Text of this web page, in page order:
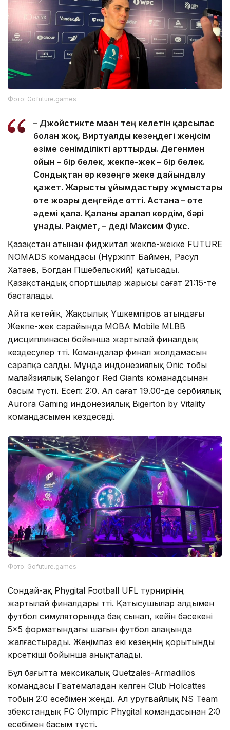
Фото: Gofuture.games
– Джойстикте маған тең келетін қарсылас
болған жоқ. Виртуалды кезеңдегі жеңісім
өзіме сенімділікті арттырды. Дегенмен
ойын – бір бөлек, жекпе-жек – бір бөлек.
Сондықтан әр кезеңге жеке дайындалу
қажет. Жарысты ұйымдастыру жұмыстары
өте жоғары деңгейде өтті. Астана – өте
әдемі қала. Қаланы аралап көрдім, бәрі
ұнады. Рақмет, – деді Максим Фукс.
Қазақстан атынан фиджитал жекпе-жекке FUTURE
NOMADS командасы (Нұржігіт Баймен, Расул
Хатаев, Богдан Пшебельский) қатысады.
Қазақстандық спортшылар жарысы сағат 21:15-те
басталады.
Айта кетейік, Жақсылық Үшкемпіров атындағы
Жекпе-жек сарайында MOBA Mobile MLBB
дисциплинасы бойынша жартылай финалдық
кездесулер өтті. Командалар финал жолдамасын
сарапқа салды. Мұнда индонезиялық Onic тобы
малайзиялық Selangor Red Giants команадсынан
басым түсті. Есеп: 2:0. Ал сағат 19.00-де сербиялық
Aurora Gaming индонезиялық Bigerton by Vitality
командасымен кездеседі.
Фото: Gofuture.games
Сондай-ақ Phygital Football UFL турнирінің
жартылай финалдары өтті. Қатысушылар алдымен
футбол симуляторында бақ сынап, кейін бәсекені
5×5 форматындағы шағын футбол алаңында
жалғастырады. Жеңімпаз екі кезеңнің қорытынды
көрсеткіші бойынша анықталады.
Бұл бағытта мексикалық Quetzales-Armadillos
командасы Гватемаладан келген Club Holcattes
тобын 2:0 есебімен жеңді. Ал уругвайлық NS Team
өзбекстандық FC Olympic Phygital командасынан 2:0
есебімен басым түсті.